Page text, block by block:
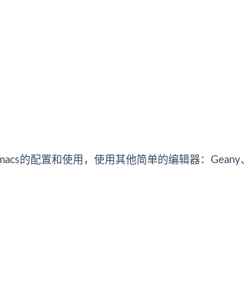
的配置和使用，使用其他简单的编辑器：Geany、